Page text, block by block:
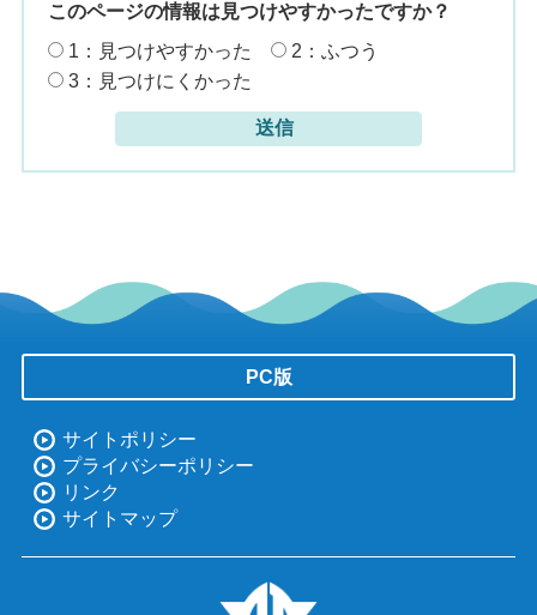
このページの情報は見つけやすかったですか？
1：見つけやすかった
2：ふつう
3：見つけにくかった
PC版
サイトポリシー
プライバシーポリシー
リンク
サイトマップ